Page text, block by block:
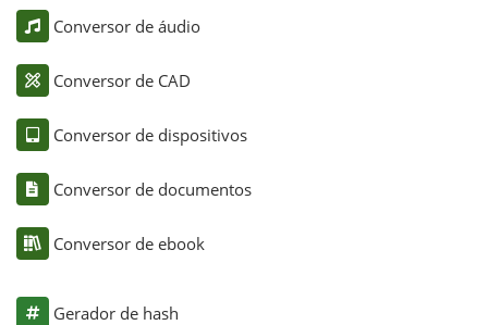
Conversor de áudio
Conversor de CAD
Conversor de dispositivos
Conversor de documentos
Conversor de ebook
Gerador de hash